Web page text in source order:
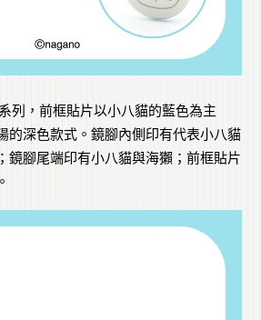
列，前框貼片以小八貓的藍色為主
的深色款式。鏡腳內側印有代表小八貓
鏡腳尾端印有小八貓與海獺；前框貼片